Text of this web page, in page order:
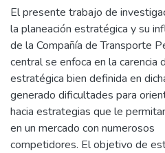
El presente trabajo de
la planeación estratégica y su
de la Compañía de Transporte
central se enfoca en la carencia
estratégica bien definida en
generado dificultades para
hacia estrategias que le
en un mercado con numerosos
competidores. El objetivo de